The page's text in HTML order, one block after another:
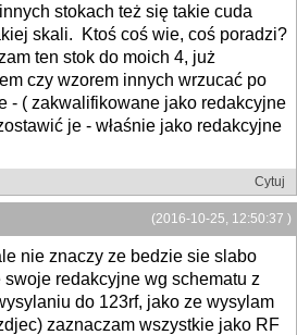
stokach też się takie cuda
skali. Ktoś coś wie, coś poradzi?
ten stok do moich 4, już
czy wzorem innych wrzucać po
- ( zakwalifikowane jako redakcyjne
je - właśnie jako redakcyjne
Cytuj
(2016-10-25, 12:50:37 )
nie znaczy ze bedzie sie slabo
redakcyjne wg schematu z
do 123rf, jako ze wysylam
zaznaczam wszystkie jako RF